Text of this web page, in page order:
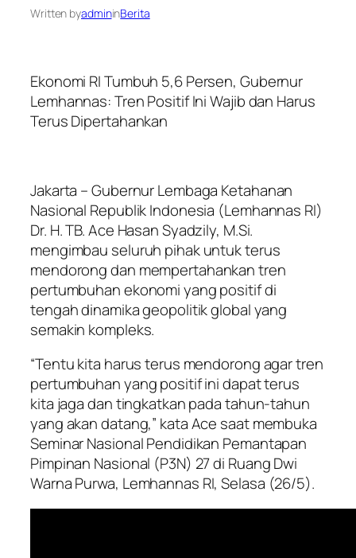
Written byadmininBerita
Ekonomi RI Tumbuh 5,6 Persen, Gubernur
Lemhannas: Tren Positif Ini Wajib dan Harus
Terus Dipertahankan
Jakarta – Gubernur Lembaga Ketahanan
Nasional Republik Indonesia (Lemhannas RI)
Dr. H. TB. Ace Hasan Syadzily, M.Si.
mengimbau seluruh pihak untuk terus
mendorong dan mempertahankan tren
pertumbuhan ekonomi yang positif di
tengah dinamika geopolitik global yang
semakin kompleks.
“Tentu kita harus terus mendorong agar tren
pertumbuhan yang positif ini dapat terus
kita jaga dan tingkatkan pada tahun-tahun
yang akan datang,” kata Ace saat membuka
Seminar Nasional Pendidikan Pemantapan
Pimpinan Nasional (P3N) 27 di Ruang Dwi
Warna Purwa, Lemhannas RI, Selasa (26/5).